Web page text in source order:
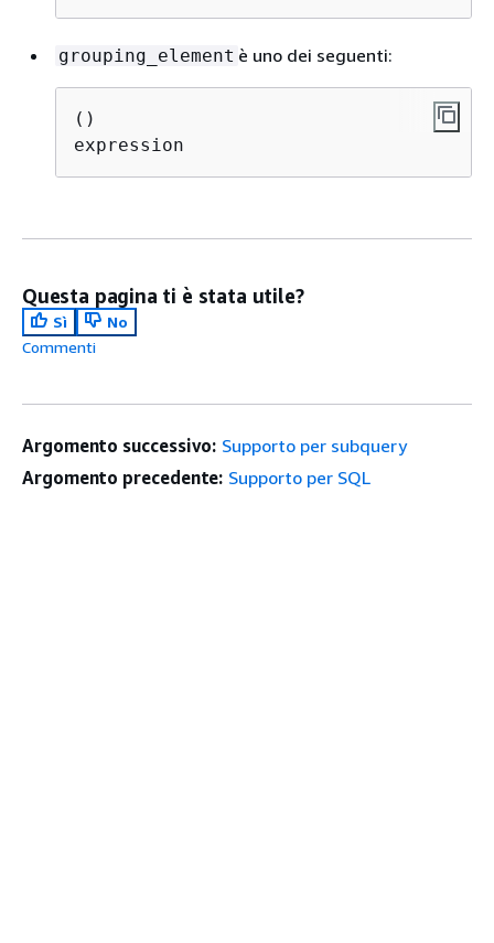
grouping_element è uno dei seguenti:
()
Questa pagina ti è stata utile?
Sì
No
Commenti
Argomento successivo: Supporto per subquery
Argomento precedente: Supporto per SQL